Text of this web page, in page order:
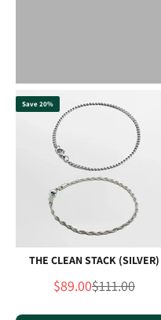
Save 20%
THE CLEAN STACK (SILVER)
Sale price
$89.00Regular price
$111.00